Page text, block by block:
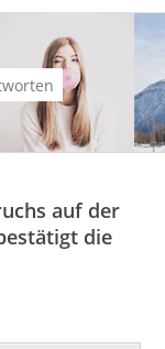
auf der
die